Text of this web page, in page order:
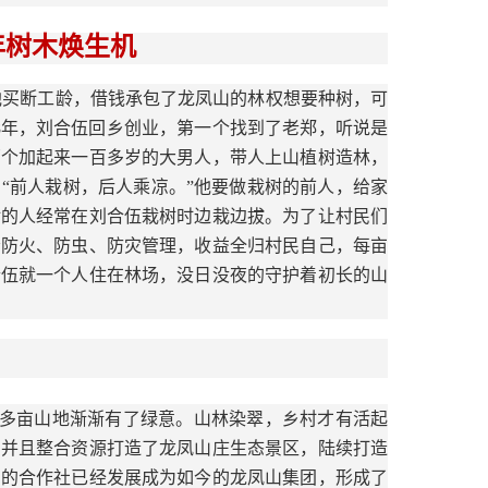
木焕生机
断工龄，借钱承包了龙凤山的林权想要种树，可
，刘合伍回乡创业，第一个找到了老郑，听说是
加起来一百多岁的大男人，带人上山植树造林，
人栽树，后人乘凉。”他要做栽树的前人，给家
人经常在刘合伍栽树时边栽边拔。为了让村民们
火、防虫、防灾管理，收益全归村民自己，每亩
就一个人住在林场，没日没夜的守护着初长的山
亩山地渐渐有了绿意。山林染翠，乡村才有活起
且整合资源打造了龙凤山庄生态景区，陆续打造
合作社已经发展成为如今的龙凤山集团，形成了